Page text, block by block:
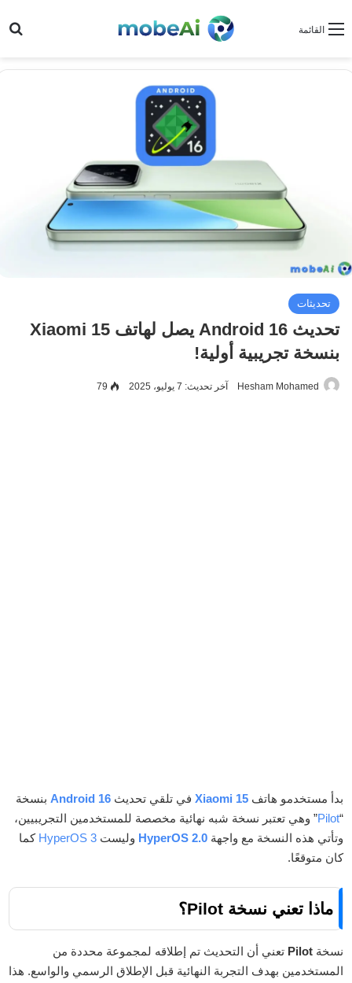
القائمة
تحديثات
تحديث Android 16 يصل لهاتف Xiaomi 15
بنسخة تجريبية أولية!
Hesham Mohamed آخر تحديث: 7 يوليو، 2025 79
بدأ مستخدمو هاتف Xiaomi 15 في تلقي تحديث Android 16 بنسخة
“
Pilot” وهي تعتبر نسخة شبه نهائية مخصصة للمستخدمين التجريبيين،
وتأتي هذه النسخة مع واجهة HyperOS 2.0 وليست HyperOS 3 كما
كان متوقعًا.
ماذا تعني نسخة Pilot؟
نسخة Pilot تعني أن التحديث تم إطلاقه لمجموعة محددة من
المستخدمين بهدف التجربة النهائية قبل الإطلاق الرسمي والواسع. هذا